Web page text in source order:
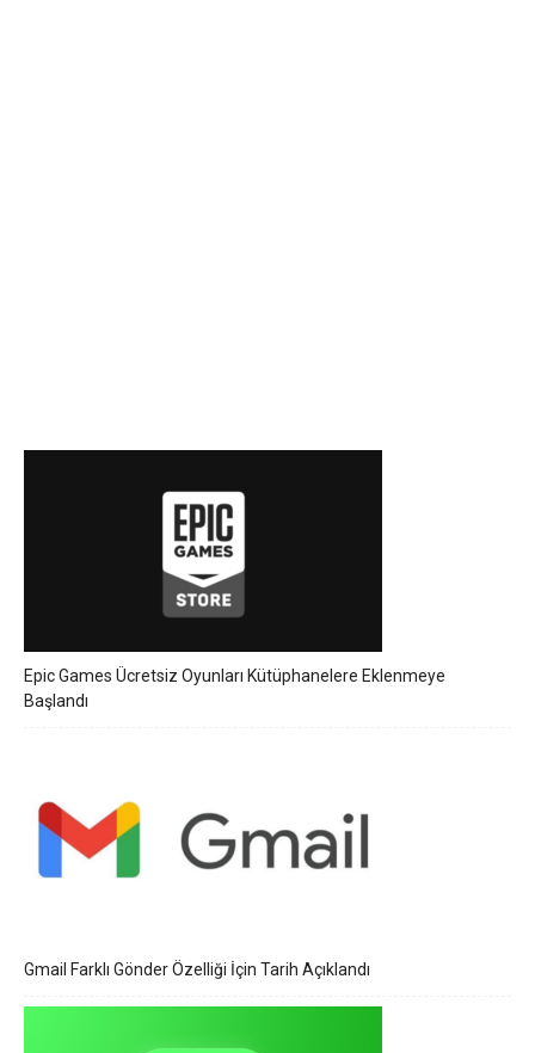
Epic Games Ücretsiz Oyunları Kütüphanelere Eklenmeye
Başlandı
Gmail Farklı Gönder Özelliği İçin Tarih Açıklandı